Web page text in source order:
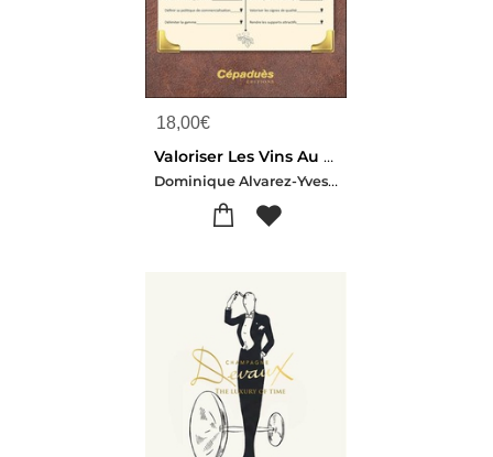
18,00€
Valoriser Les Vins Au Restaurant
Dominique Alvarez-Yves Cinotti